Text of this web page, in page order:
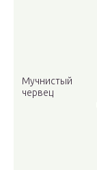
Мучнистый
червец